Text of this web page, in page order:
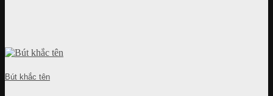
Bút khắc tên